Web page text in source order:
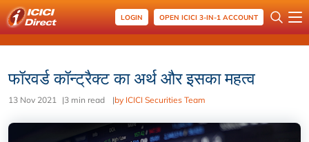
LOGIN OPEN ICICI 3-IN-1 ACCOUNT
फॉरवर्ड कॉन्ट्रैक्ट का अर्थ और इसका महत्व
13 Nov 2021 |3 min read |by ICICI Securities Team